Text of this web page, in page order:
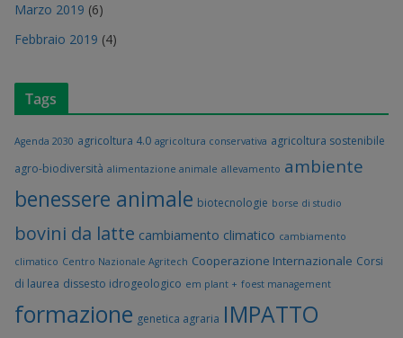
Marzo 2019 (6)
Febbraio 2019 (4)
Tags
Agenda 2030 agricoltura 4.0 agricoltura conservativa agricoltura sostenibile
agro-biodiversità alimentazione animale allevamento ambiente
benessere animale biotecnologie borse di studio
bovini da latte cambiamento climatico cambiamento
climatico Centro Nazionale Agritech Cooperazione Internazionale Corsi
di laurea dissesto idrogeologico em plant + foest management
formazione genetica agraria IMPATTO